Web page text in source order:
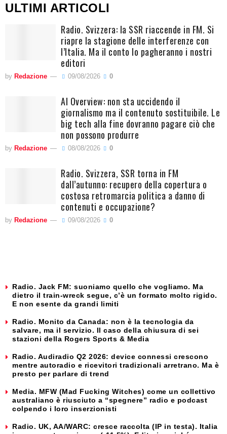
ULTIMI ARTICOLI
Radio. Svizzera: la SSR riaccende in FM. Si
riapre la stagione delle interferenze con
l’Italia. Ma il conto lo pagheranno i nostri
editori
by Redazione 09/08/2026 0
AI Overview: non sta uccidendo il
giornalismo ma il contenuto sostituibile. Le
big tech alla fine dovranno pagare ciò che
non possono produrre
by Redazione 08/08/2026 0
Radio. Svizzera, SSR torna in FM
dall’autunno: recupero della copertura o
costosa retromarcia politica a danno di
contenuti e occupazione?
by Redazione 09/08/2026 0
Radio. Jack FM: suoniamo quello che vogliamo. Ma
dietro il train-wreck segue, c’è un formato molto rigido.
E non esente da grandi limiti
Radio. Monito da Canada: non è la tecnologia da
salvare, ma il servizio. Il caso della chiusura di sei
stazioni della Rogers Sports & Media
Radio. Audiradio Q2 2026: device connessi crescono
mentre autoradio e ricevitori tradizionali arretrano. Ma è
presto per parlare di trend
Media. MFW (Mad Fucking Witches) come un collettivo
australiano è riusciuto a “spegnere” radio e podcast
colpendo i loro inserzionisti
Radio. UK, AA/WARC: cresce raccolta (IP in testa). Italia